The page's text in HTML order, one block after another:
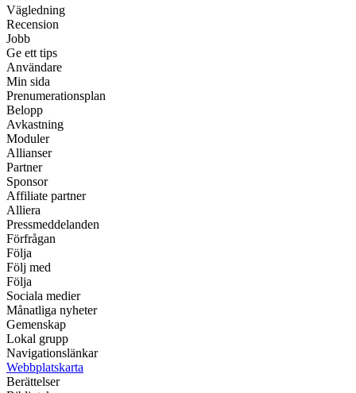
Vägledning
Recension
Jobb
Ge ett tips
Användare
Min sida
Prenumerationsplan
Belopp
Avkastning
Moduler
Allianser
Partner
Sponsor
Affiliate partner
Alliera
Pressmeddelanden
Förfrågan
Följa
Följ med
Följa
Sociala medier
Månatliga nyheter
Gemenskap
Lokal grupp
Navigationslänkar
Webbplatskarta
Berättelser